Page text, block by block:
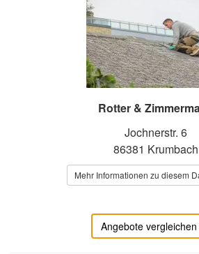
Rotter &
Jochnerstr. 6
86381 Krumbach
Mehr Informationen zu diesem
Angebote vergleichen